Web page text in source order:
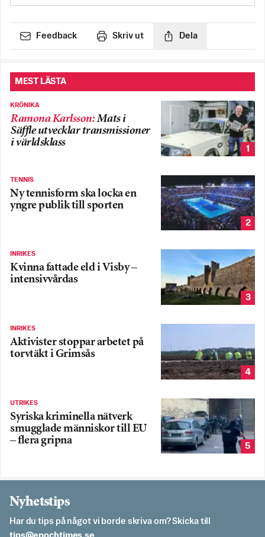
Feedback Skriv ut Dela
MEST LÄSTA
KRÖNIKA
Ramona Karlsson:Mats i
Säffle utvecklar transmissioner
i världsklass
1
TENNIS
Ny tennisform ska locka en
yngre publik till sporten
2
INRIKES
Kvinna fattade eld i Visby –
intensivvårdas
3
INRIKES
Aktivister stoppar arbetet på
torvtäkt i Grimsås
4
UTRIKES
Syriska kriminella nätverk
smugglade människor till EU
– flera gripna
5
Nyhetstips
Har du tips på något vi borde skriva om? Skicka till